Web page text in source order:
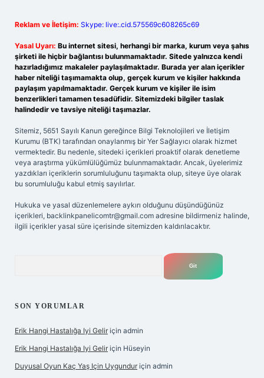
Reklam ve İletişim: Skype: live:.cid.575569c608265c69
Yasal Uyarı: Bu internet sitesi, herhangi bir marka, kurum veya şahıs
şirketi ile hiçbir bağlantısı bulunmamaktadır. Sitede yalnızca kendi
hazırladığımız makaleler paylaşılmaktadır. Burada yer alan içerikler
haber niteliği taşımamakta olup, gerçek kurum ve kişiler hakkında
paylaşım yapılmamaktadır. Gerçek kurum ve kişiler ile isim
benzerlikleri tamamen tesadüfidir. Sitemizdeki bilgiler taslak
halindedir ve tavsiye niteliği taşımazlar.
Sitemiz, 5651 Sayılı Kanun gereğince Bilgi Teknolojileri ve İletişim
Kurumu (BTK) tarafından onaylanmış bir Yer Sağlayıcı olarak hizmet
vermektedir. Bu nedenle, sitedeki içerikleri proaktif olarak denetleme
veya araştırma yükümlülüğümüz bulunmamaktadır. Ancak, üyelerimiz
yazdıkları içeriklerin sorumluluğunu taşımakta olup, siteye üye olarak
bu sorumluluğu kabul etmiş sayılırlar.
Hukuka ve yasal düzenlemelere aykırı olduğunu düşündüğünüz
içerikleri, backlinkpanelicomtr@gmail.com adresine bildirmeniz halinde,
ilgili içerikler yasal süre içerisinde sitemizden kaldırılacaktır.
SON YORUMLAR
Erik Hangi Hastalığa Iyi Gelir için admin
Erik Hangi Hastalığa Iyi Gelir için Hüseyin
Duyusal Oyun Kaç Yaş Için Uygundur için admin